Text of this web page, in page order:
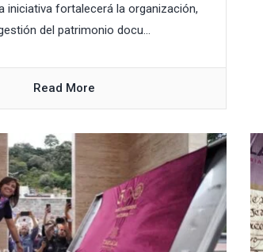
iniciativa fortalecerá la organización,
del patrimonio docu...
Read More